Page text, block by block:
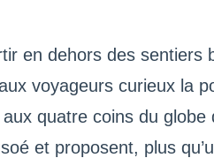
en dehors des sentiers
voyageurs curieux la
quatre coins du globe
et proposent, plus